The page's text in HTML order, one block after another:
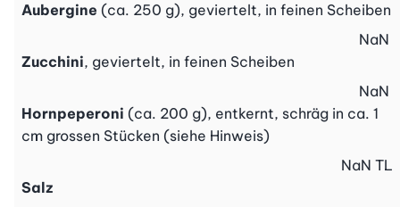
Aubergine (ca. 250 g), geviertelt, in feinen Scheiben
Zucchini, geviertelt, in feinen Scheiben
NaN
Hornpeperoni (ca. 200 g), entkernt, schräg in ca. 1
cm grossen Stücken (siehe Hinweis)
NaN
Salz
NaN TL